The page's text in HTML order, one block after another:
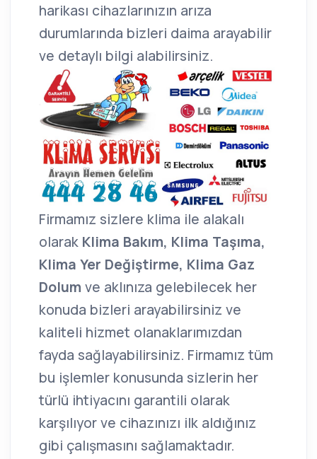
harikası cihazlarınızın arıza
durumlarında bizleri daima arayabilir
ve detaylı bilgi alabilirsiniz.
Firmamız sizlere klima ile alakalı
olarak Klima Bakım, Klima Taşıma,
Klima Yer Değiştirme, Klima Gaz
Dolum ve aklınıza gelebilecek her
konuda bizleri arayabilirsiniz ve
kaliteli hizmet olanaklarımızdan
fayda sağlayabilirsiniz. Firmamız tüm
bu işlemler konusunda sizlerin her
türlü ihtiyacını garantili olarak
karşılıyor ve cihazınızı ilk aldığınız
gibi çalışmasını sağlamaktadır.